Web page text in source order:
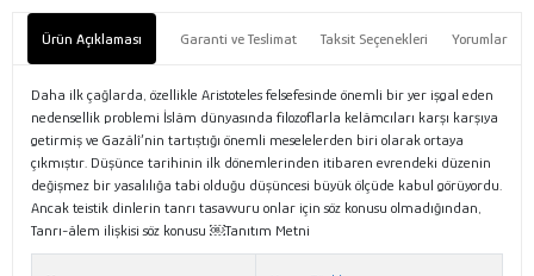
Ürün Açıklaması Garanti ve Teslimat Taksit Seçenekleri Yorumlar
Daha ilk çağlarda, özellikle Aristoteles felsefesinde önemli bir yer işgal eden
nedensellik problemi İslâm dünyasında filozoflarla kelâmcıları karşı karşıya
getirmiş ve Gazâlî’nin tartıştığı önemli meselelerden biri olarak ortaya
çıkmıştır. Düşünce tarihinin ilk dönemlerinden itibaren evrendeki düzenin
değişmez bir yasalılığa tabi olduğu düşüncesi büyük ölçüde kabul görüyordu.
Ancak teistik dinlerin tanrı tasavvuru onlar için söz konusu olmadığından,
Tanrı-âlem ilişkisi söz konusu ￼Tanıtım Metni